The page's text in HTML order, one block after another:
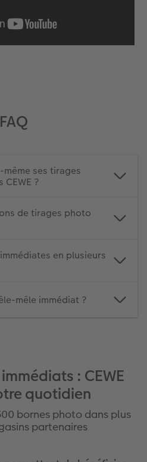
FAQ
ses tirages
?
de tirages photo
en plusieurs
mêle immédiat ?
: CEWE
quotidien
bornes photo dans plus
partenaires